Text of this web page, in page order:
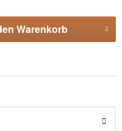
Warenkorb